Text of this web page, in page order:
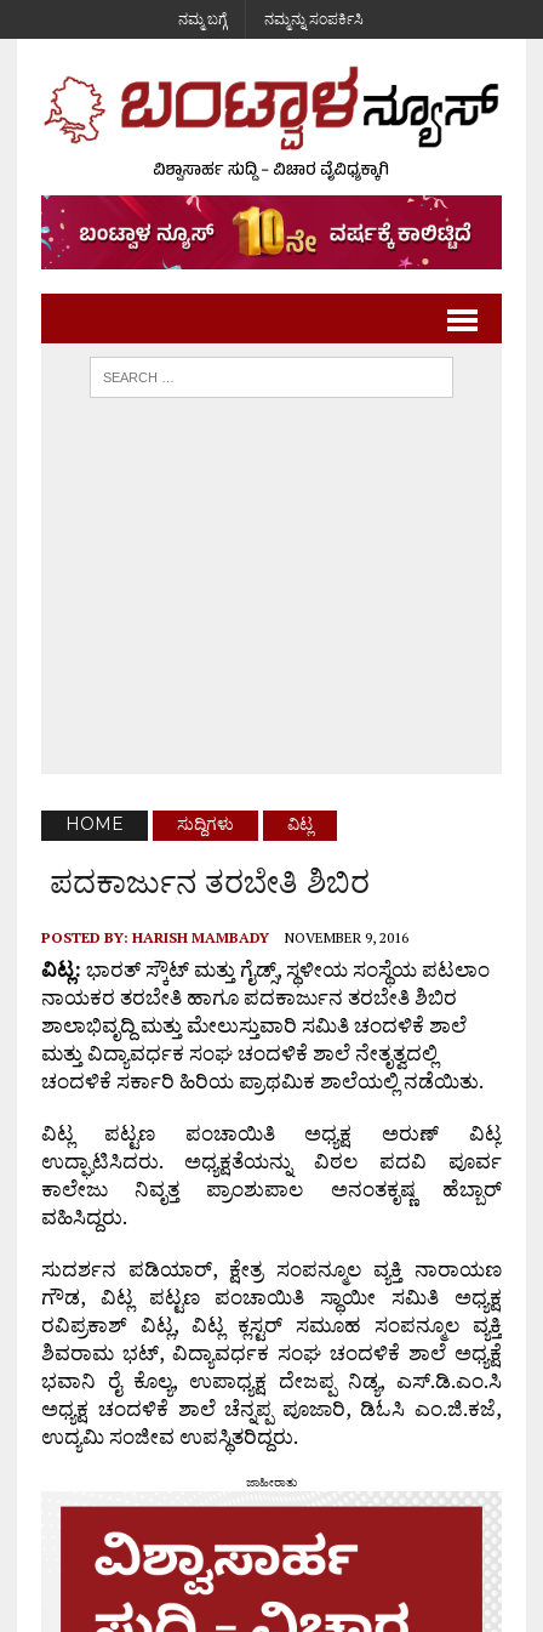
ನಮ್ಮ ಬಗ್ಗೆ ನಮ್ಮನ್ನು ಸಂಪರ್ಕಿಸಿ
HOME ಸುದ್ದಿಗಳು ವಿಟ್ಲ
ಪದಕಾರ್ಜುನ ತರಬೇತಿ ಶಿಬಿರ
POSTED BY: HARISH MAMBADY NOVEMBER 9, 2016
ವಿಟ್ಲ: ಭಾರತ್ ಸ್ಕೌಟ್ ಮತ್ತು ಗೈಡ್ಸ್, ಸ್ಥಳೀಯ ಸಂಸ್ಥೆಯ ಪಟಲಾಂ
ನಾಯಕರ ತರಬೇತಿ ಹಾಗೂ ಪದಕಾರ್ಜುನ ತರಬೇತಿ ಶಿಬಿರ
ಶಾಲಾಭಿವೃದ್ದಿ ಮತ್ತು ಮೇಲುಸ್ತುವಾರಿ ಸಮಿತಿ ಚಂದಳಿಕೆ ಶಾಲೆ
ಮತ್ತು ವಿದ್ಯಾವರ್ಧಕ ಸಂಘ ಚಂದಳಿಕೆ ಶಾಲೆ ನೇತೃತ್ವದಲ್ಲಿ
ಚಂದಳಿಕೆ ಸರ್ಕಾರಿ ಹಿರಿಯ ಪ್ರಾಥಮಿಕ ಶಾಲೆಯಲ್ಲಿ ನಡೆಯಿತು.
ವಿಟ್ಲ ಪಟ್ಟಣ ಪಂಚಾಯಿತಿ ಅಧ್ಯಕ್ಷ ಅರುಣ್ ವಿಟ್ಲ
ಉದ್ಘಾಟಿಸಿದರು. ಅಧ್ಯಕ್ಷತೆಯನ್ನು ವಿಠಲ ಪದವಿ ಪೂರ್ವ
ಕಾಲೇಜು ನಿವೃತ್ತ ಪ್ರಾಂಶುಪಾಲ ಅನಂತಕೃಷ್ಣ ಹೆಬ್ಬಾರ್
ವಹಿಸಿದ್ದರು.
ಸುದರ್ಶನ ಪಡಿಯಾರ್, ಕ್ಷೇತ್ರ ಸಂಪನ್ಮೂಲ ವ್ಯಕ್ತಿ ನಾರಾಯಣ
ಗೌಡ, ವಿಟ್ಲ ಪಟ್ಟಣ ಪಂಚಾಯಿತಿ ಸ್ಥಾಯೀ ಸಮಿತಿ ಅಧ್ಯಕ್ಷ
ರವಿಪ್ರಕಾಶ್ ವಿಟ್ಲ, ವಿಟ್ಲ ಕ್ಲಸ್ಟರ್ ಸಮೂಹ ಸಂಪನ್ಮೂಲ ವ್ಯಕ್ತಿ
ಶಿವರಾಮ ಭಟ್, ವಿದ್ಯಾವರ್ಧಕ ಸಂಘ ಚಂದಳಿಕೆ ಶಾಲೆ ಅಧ್ಯಕ್ಷೆ
ಭವಾನಿ ರೈ ಕೊಲ್ಯ, ಉಪಾಧ್ಯಕ್ಷ ದೇಜಪ್ಪ ನಿಡ್ಯ, ಎಸ್.ಡಿ.ಎಂ.ಸಿ
ಅಧ್ಯಕ್ಷ ಚಂದಳಿಕೆ ಶಾಲೆ ಚೆನ್ನಪ್ಪ ಪೂಜಾರಿ, ಡಿಓಸಿ ಎಂ.ಜಿ.ಕಜೆ,
ಉದ್ಯಮಿ ಸಂಜೀವ ಉಪಸ್ಥಿತರಿದ್ದರು.
ಜಾಹೀರಾತು